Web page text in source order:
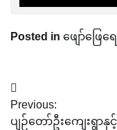
Posted in ဖျော်ဖြေရေ
Post
navigation
Previous:
ပျဉ်တော်ဦးကျေးရွာနှ